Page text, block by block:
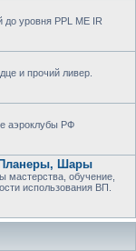
до уровня PPL ME IR
и прочий ливер.
аэроклубы РФ
Планеры, Шары
мастерства, обучение,
использования ВП.